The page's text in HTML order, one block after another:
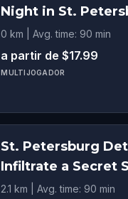
Night in St.
0 km | Avg. time: 90 min
a partir de $17.99
MULTIJOGADOR
St. Petersburg
Infiltrate a Secret
2.1 km | Avg. time: 90 min